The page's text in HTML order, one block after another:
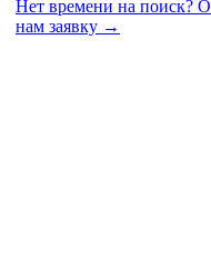
Нет времени на поиск?
нам заявку →